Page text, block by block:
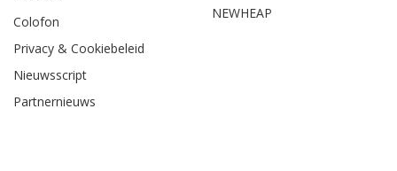
Colofon
Privacy & Cookiebeleid
Nieuwsscript
Partnernieuws
NEWHEAP